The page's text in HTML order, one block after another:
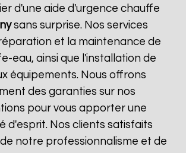
d'une aide d'urgence chauffe
sans surprise. Nos services
et la maintenance de
eau, ainsi que l'installation de
équipements. Nous offrons
des garanties sur nos
pour vous apporter une
d'esprit. Nos clients satisfaits
notre professionnalisme et de